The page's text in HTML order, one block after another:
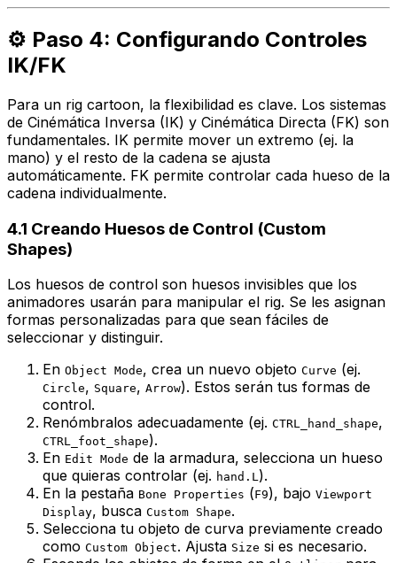
⚙️ Paso 4: Configurando Controles
IK/FK
Para un rig cartoon, la flexibilidad es clave. Los sistemas
de Cinémática Inversa (IK) y Cinémática Directa (FK) son
fundamentales. IK permite mover un extremo (ej. la
mano) y el resto de la cadena se ajusta
automáticamente. FK permite controlar cada hueso de la
cadena individualmente.
4.1 Creando Huesos de Control (Custom
Shapes)
Los huesos de control son huesos invisibles que los
animadores usarán para manipular el rig. Se les asignan
formas personalizadas para que sean fáciles de
seleccionar y distinguir.
En Object Mode, crea un nuevo objeto Curve (ej.
Circle, Square, Arrow). Estos serán tus formas de
control.
Renómbralos adecuadamente (ej. CTRL_hand_shape,
CTRL_foot_shape).
En Edit Mode de la armadura, selecciona un hueso
que quieras controlar (ej. hand.L).
En la pestaña Bone Properties (F9), bajo Viewport
Display, busca Custom Shape.
Selecciona tu objeto de curva previamente creado
como Custom Object. Ajusta Size si es necesario.